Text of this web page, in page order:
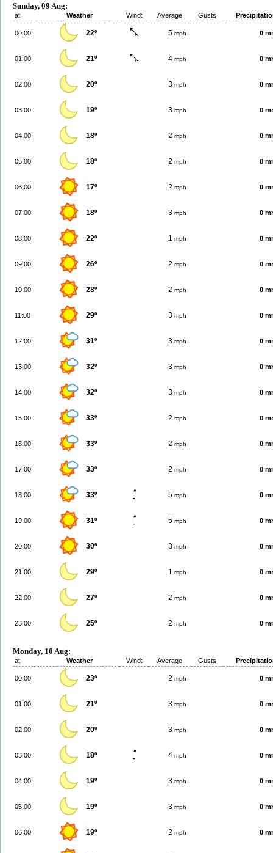
Sunday, 09 Aug:
at Weather Wind: Average Gusts
00:00 22º 5 mph 0
01:00 21º 4 mph 0
02:00 20º 3 mph 0
03:00 19º 3 mph 0
04:00 18º 2 mph 0
05:00 18º 2 mph 0
06:00 17º 2 mph 0
07:00 18º 3 mph 0
08:00 22º 1 mph 0
09:00 26º 2 mph 0
10:00 28º 2 mph 0
11:00 29º 3 mph 0
12:00 31º 3 mph 0
13:00 32º 3 mph 0
14:00 32º 3 mph 0
15:00 33º 2 mph 0
16:00 33º 2 mph 0
17:00 33º 2 mph 0
18:00 33º 5 mph 0
19:00 31º 5 mph 0
20:00 30º 3 mph 0
21:00 29º 1 mph 0
22:00 27º 2 mph 0
23:00 25º 2 mph 0
Monday, 10 Aug:
at Weather Wind: Average Gusts
00:00 23º 2 mph 0
01:00 21º 3 mph 0
02:00 20º 3 mph 0
03:00 18º 4 mph 0
04:00 19º 3 mph 0
05:00 19º 3 mph 0
06:00 19º 2 mph 0